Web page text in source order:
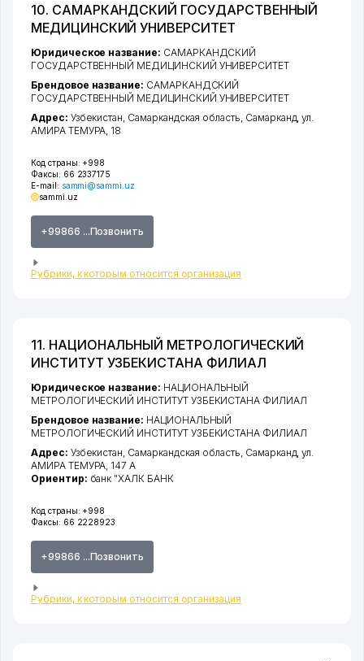
10. САМАРКАНДСКИЙ ГОСУДАРСТВЕННЫЙ
МЕДИЦИНСКИЙ УНИВЕРСИТЕТ
Код страны: +998
Факсы: 66 2337175
E-mail: sammi@sammi.uz
sammi.uz
+99866 ...Позвонить
Рубрики, к которым относится организация
Юридическое название: САМАРКАНДСКИЙ
ГОСУДАРСТВЕННЫЙ МЕДИЦИНСКИЙ УНИВЕРСИТЕТ
Брендовое название: САМАРКАНДСКИЙ
ГОСУДАРСТВЕННЫЙ МЕДИЦИНСКИЙ УНИВЕРСИТЕТ
Адрес: Узбекистан, Самаркандская область Самарканд ,ул.
АМИРА ТЕМУРА , 18
11. НАЦИОНАЛЬНЫЙ МЕТРОЛОГИЧЕСКИЙ
ИНСТИТУТ УЗБЕКИСТАНА ФИЛИАЛ
Код страны: +998
Факсы: 66 2228923
+99866 ...Позвонить
Рубрики, к которым относится организация
Юридическое название: НАЦИОНАЛЬНЫЙ
МЕТРОЛОГИЧЕСКИЙ ИНСТИТУТ УЗБЕКИСТАНА ФИЛИАЛ
Брендовое название: НАЦИОНАЛЬНЫЙ
МЕТРОЛОГИЧЕСКИЙ ИНСТИТУТ УЗБЕКИСТАНА ФИЛИАЛ
Адрес: Узбекистан, Самаркандская область, Самарканд,ул.
АМИРА ТЕМУРА, 147 А
Ориентир: банк "ХАЛК БАНК